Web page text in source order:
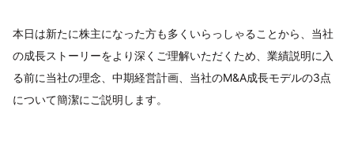
本日は新たに株主になった方も多くいらっしゃることから、当社
の成長ストーリーをより深くご理解いただくため、業績説明に入
る前に当社の理念、中期経営計画、当社のM&A成長モデルの3点
について簡潔にご説明します。